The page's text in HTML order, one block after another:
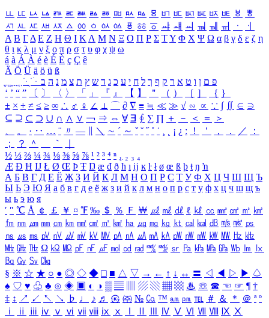
ㅥ ㅦ ㅧ ㅨ ㅩ ㅪ ㅫ ㅬ ㅭ ㅮ ㅯ ㅰ ㅱ ㅲ ㅳ ㅴ ㅵ ㅶ ㅷ ㅸ
ㅹ
ㅺ ㅻ ㅼ ㅽ ㅾ ㅿ ㆀ ㆁ ㆂ ㆃ ㆄ ㆅ ㆆ ㆇ ㆈ ㆉ ㆊ ㆋ ㆌ ㆍ
ㆎ
Α Β ΓΔ Ε Ζ Η Θ Ι ΚΛ Μ Ν Ξ Ο Π Ρ Σ ΤΥ Φ Χ Ψ Ω α β γ δ ε ζ η
θ ι κ λ μ ν ξ ο π ρ σ τ υ φ χ ψ ω
á à Á À é è É È ç Ç ê
Ä Ö Ü ä ö ü ß
ִֶֹ ֻּ ׁׂ פ ם ן ו ט א ר ק ף ך ל ח י ע כ ג ד ש ץ ת צ מ נ ה ב
‘ ’ “ ” 〔 〕 〈 〉 「 」 『 』 【 】 ＂ （ ） ［ ］ ｛ ｝
± × ÷ ≠ ≤ ≥ ∞ ∴ ♂ ♀ ∠ ⊥ ⌒ ∂ ∇ ≡ ≒ ≪ ≫ √ ∽ ∝ ∵ ∫ ∬ ∈ ∋
⊆ ⊇ ⊂ ⊃ ∪ ∩ ∧ ∨ ￢ ⇒ ⇔ ∀ ∃ ∮ ∑ ∏ ＋ － ＜ ＝
＞
、
。 · ‥ … ¨ 〃 ― ＼ ∼ ´ ～ ˇ ˘ ˝ ˚ ˙ ¸ ¡ ¿ ː ！ ＇ ， ． ／
：
；
？ ＾ ｀
½ ⅓ ⅔ ¼ ¾ ⅛ ⅜ ⅝ ⅞ ¹ ² ³ ⁴ ⁿ ₁ ₂ ₃ ₄
Æ Ð Ħ Ĳ Ł Ø Œ Þ Ŧ Ŋ æ đ ð ħ ı ĳ ĸ ŀ ł ø œ ß þ ŧ ŋ ŉ
А Б В Г Д Е Ё Ж З И Й К Л М Н О П Р С Т У Ф Х Ц Ч Ш Щ Ъ
Ы Ь Э Ю Я а б в г д е ё ж з и й к л м н о п р с т у ф х ц ч ш щ ъ
ы ь э ю я
′ ″ ℃ Å ￠ ￡ ￥ ¤ ℉ ‰ ＄ ％ Ｆ ￦ ㎕ ㎖ ㎗ ℓ ㎘ ㏄ ㎣ ㎤ ㎥ ㎦
㎙ ㎚ ㎛ ㎜ ㎝ ㎞ ㎟ ㎠ ㎡ ㎢ ㏊ ㎍ ㎎ ㎏ ㏏ ㎈ ㎉ ㏈ ㎧ ㎨ ㎰
㎱ ㎲ ㎳ ㎴ ㎵ ㎶ ㎷ ㎸ ㎹ ㎀ ㎁ ㎂ ㎃ ㎄ ㎺ ㎻ ㎽ ㎾ ㎿ ㎐ ㎑
㎒ ㎓ ㎔ Ω ㏀ ㏁ ㎊ ㎋ ㎌ ㏖ ㏅ ㎭ ㎮ ㎯ ㏛ ㎩ ㎪ ㎫ ㎬ ㏝ ㏐
㏓
㏃ ㏉ ㏜ ㏆
§ ※ ☆ ★ ○ ● ◎ ◇ ◆ □ ■ △ ▽ → ← ↑ ↓ ↔ 〓 ◁ ◀ ▷ ▶ ♤
♠ ♡ ♥ ♧ ♣ ⊙ ◈ ▣ ◐ ◑ ▒ ▤ ▨ ▧ ▦ ▩ ♨ ☏ ☎ ☜ ☞ ¶ †
‡ ↕ ↗ ↙ ↖ ↘ ♭ ♩ ♪ ♬ ㉿ ㈜ № ㏇ ™ ㏂ ㏘ ℡ ＃ ＆ ＊ ＠ ª º
ⅰ
ⅱ ⅲ ⅳ ⅴ ⅵ ⅶ ⅷ ⅸ ⅹ Ⅳ Ⅴ Ⅵ Ⅶ Ⅷ Ⅸ Ⅹ